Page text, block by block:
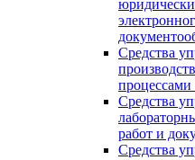
Средства
Средства
работ и
Средства